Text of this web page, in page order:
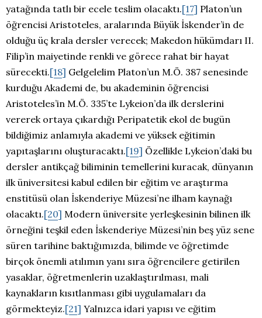
yatağında tatlı bir ecele teslim olacaktı.[17] Platon’un
öğrencisi Aristoteles, aralarında Büyük İskender’in de
olduğu üç krala dersler verecek; Makedon hükümdarı II.
Filip’in maiyetinde renkli ve görece rahat bir hayat
sürecekti.[18] Gelgelelim Platon’un M.Ö. 387 senesinde
kurduğu Akademi de, bu akademinin öğrencisi
Aristoteles’in M.Ö. 335’te Lykeion’da ilk derslerini
vererek ortaya çıkardığı Peripatetik ekol de bugün
bildiğimiz anlamıyla akademi ve yüksek eğitimin
yapıtaşlarını oluşturacaktı.[19] Özellikle Lykeion’daki bu
dersler antikçağ biliminin temellerini kuracak, dünyanın
ilk üniversitesi kabul edilen bir eğitim ve araştırma
enstitüsü olan İskenderiye Müzesi’ne ilham kaynağı
olacaktı.[20] Modern üniversite yerleşkesinin bilinen ilk
örneğini teşkil eden İskenderiye Müzesi’nin beş yüz sene
süren tarihine baktığımızda, bilimde ve öğretimde
birçok önemli atılımın yanı sıra öğrencilere getirilen
yasaklar, öğretmenlerin uzaklaştırılması, mali
kaynakların kısıtlanması gibi uygulamaları da
görmekteyiz.[21] Yalnızca idari yapısı ve eğitim